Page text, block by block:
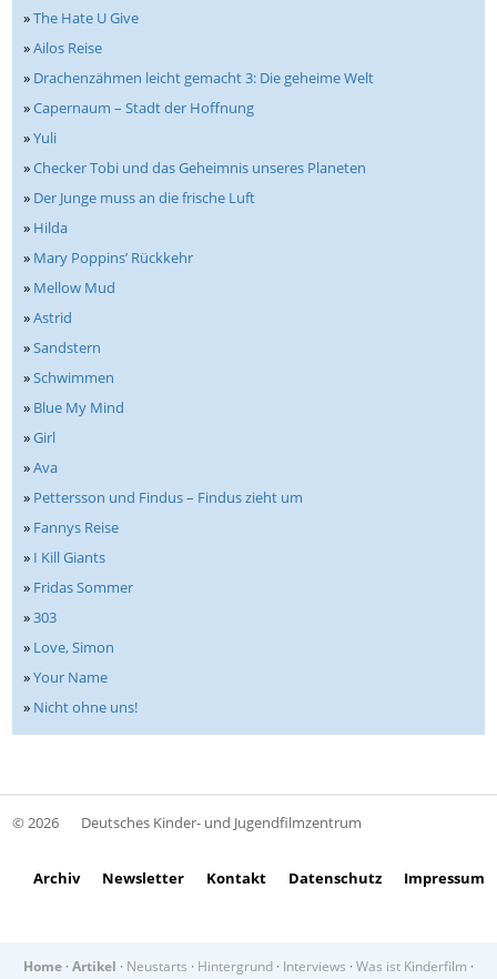
»The Hate U Give
»Ailos Reise
» Drachenzähmen leicht gemacht 3: Die geheime Welt
»Capernaum – Stadt der Hoffnung
»Yuli
»Checker Tobi und das Geheimnis unseres Planeten
» Der Junge muss an die frische Luft
» Hilda
» Mary Poppins’ Rückkehr
» Mellow Mud
»Astrid
»Sandstern
»Schwimmen
» Blue My Mind
»Girl
»Ava
» Pettersson und Findus – Findus zieht um
» Fannys Reise
» I Kill Giants
» Fridas Sommer
»303
» Love, Simon
»Your Name
» Nicht ohne uns!
© 2026 Deutsches Kinder- und Jugendfilmzentrum
Archiv Newsletter Kontakt Datenschutz Impressum
Home · Artikel · Neustarts · Hintergrund · Interviews · Was ist Kinderfilm ·